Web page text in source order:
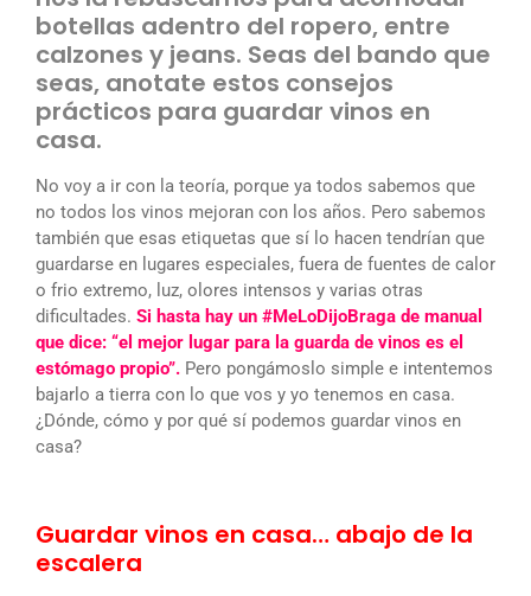
botellas adentro del ropero, entre
calzones y jeans. Seas del bando que
seas, anotate estos consejos
prácticos para guardar vinos en
casa.
No voy a ir con la teoría, porque ya todos sabemos que
no todos los vinos mejoran con los años. Pero sabemos
también que esas etiquetas que sí lo hacen tendrían que
guardarse en lugares especiales, fuera de fuentes de calor
o frio extremo, luz, olores intensos y varias otras
dificultades. Si hasta hay un #MeLoDijoBraga de manual
que dice: “el mejor lugar para la guarda de vinos es el
estómago propio”. Pero pongámoslo simple e intentemos
bajarlo a tierra con lo que vos y yo tenemos en casa.
¿Dónde, cómo y por qué sí podemos guardar vinos en
casa?
Guardar vinos en casa… abajo de la
escalera